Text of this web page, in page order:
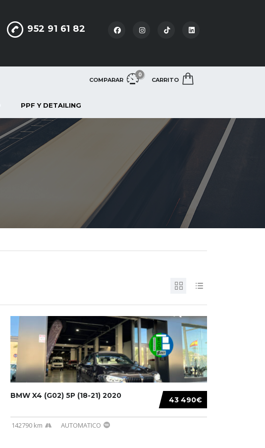
952 91 61 82
COMPARAR
0
CARRITO
PPF Y DETAILING
43 490€
BMW X4 (G02) 5P (18-21) 2020
142790 km AUTOMATICO